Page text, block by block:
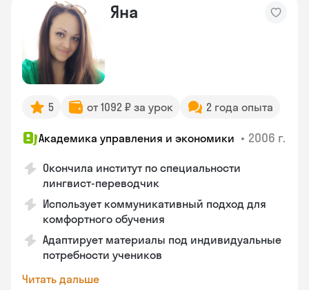
Яна
5 от 1092 ₽ за урок 2 года опыта
Академика управления и экономики • 2006 г.
Окончила институт по специальности
лингвист-переводчик
Использует коммуникативный подход для
комфортного обучения
Адаптирует материалы под индивидуальные
потребности учеников
Читать дальше